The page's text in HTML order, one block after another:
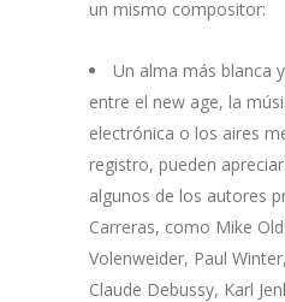
un mismo compositor:
Un alma más blanca
entre el new age, la
electrónica o los aires
registro, pueden
algunos de los autores
Carreras, como Mike
Volenweider, Paul
Claude Debussy, Karl